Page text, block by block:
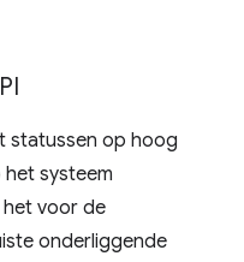
statussen op hoog
systeem
voor de
onderliggende